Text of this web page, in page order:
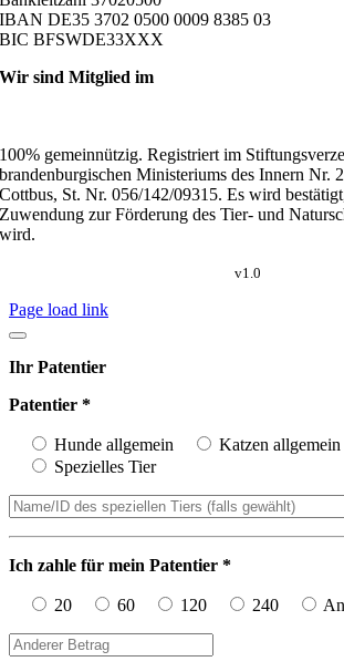
IBAN DE35 3702 0500 0009 8385 03
BIC BFSWDE33XXX
Wir sind Mitglied im
100% gemeinnützig. Registriert im
brandenburgischen Ministeriums des Innern Nr.
Cottbus, St. Nr. 056/142/09315. Es wird
Zuwendung zur Förderung des Tier- und
wird.
v1.0
Page load link
Ihr Patentier
Patentier *
Hunde allgemein
Katzen allgemein
Spezielles Tier
Ich zahle für mein Patentier *
20 60 120 240